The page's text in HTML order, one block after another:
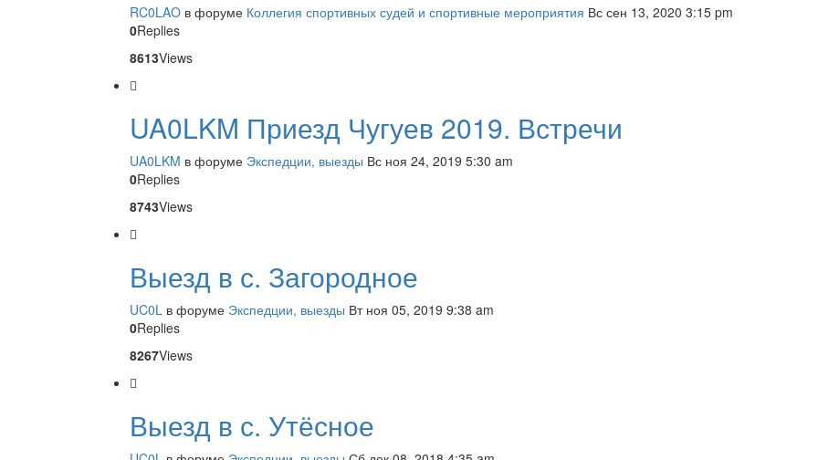
RC0LAO в форуме Коллегия спортивных судей и спортивные мероприятия Вс сен 13, 2020 3:15 pm
0Replies
8613Views
UA0LKM Приезд Чугуев 2019. Встречи
UA0LKM в форуме Экспедции, выезды Вс ноя 24, 2019 5:30 am
0Replies
8743Views
Выезд в с. Загородное
UC0L в форуме Экспедции, выезды Вт ноя 05, 2019 9:38 am
0Replies
8267Views
Выезд в с. Утёсное